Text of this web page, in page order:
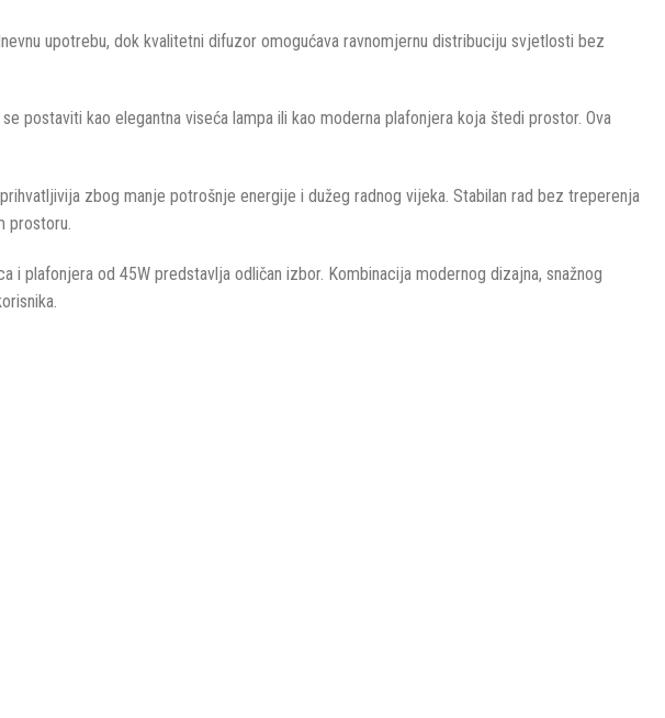
upotrebu, dok kvalitetni difuzor omogućava ravnomjernu distribuciju svjetlosti bez
postaviti kao elegantna viseća lampa ili kao moderna plafonjera koja štedi prostor. Ova
zbog manje potrošnje energije i dužeg radnog vijeka. Stabilan rad bez treperenja
prostoru.
plafonjera od 45W predstavlja odličan izbor. Kombinacija modernog dizajna, snažnog